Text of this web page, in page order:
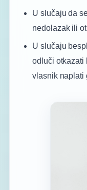
U slučaju da
nedolazak ili
U slučaju
odluči otkazati
vlasnik naplati